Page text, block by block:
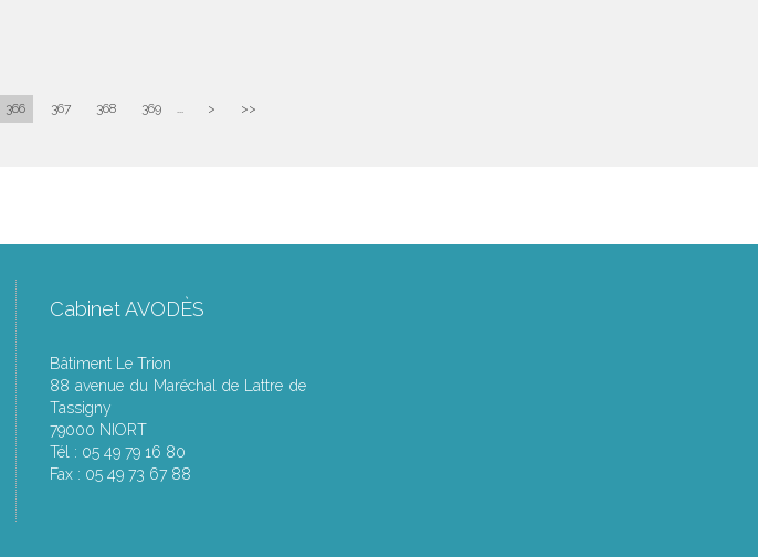
366 367 368 369 ... > >>
Cabinet AVODÈS
Bâtiment Le Trion
88 avenue du Maréchal de Lattre de
Tassigny
79000 NIORT
Tél : 05 49 79 16 80
Fax : 05 49 73 67 88